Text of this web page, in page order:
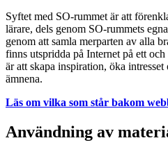
Syftet med SO-rummet är att
lärare, dels genom SO-rummets
genom att samla merparten av alla
finns utspridda på Internet på ett
är att skapa inspiration, öka
ämnena.
Läs om vilka som står bakom
Användning av